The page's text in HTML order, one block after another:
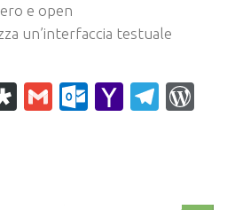
e open
un’interfaccia testuale
Diaspora
Gmail Yahoo